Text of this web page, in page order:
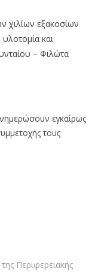
χιλίων εξακοσίων
και
– Φιλώτα
εγκαίρως
τους
Περιφερειακής